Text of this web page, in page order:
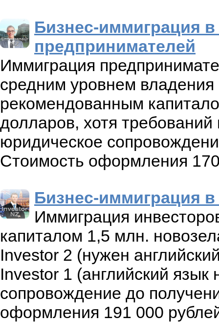
Бизнес-иммиграция
предпринимателей
Иммиграция
средним уровнем
рекомендованным
долларов, хотя
юридическое
Стоимость оформления
Бизнес-иммиграция
Иммиграция
капиталом 1,5 млн.
Investor 2 (нужен
Investor 1 (английский
сопровождение до
оформления 191 000